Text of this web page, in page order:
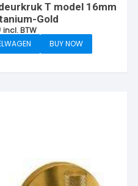
T model 16mm
Gold
incl. BTW
BUY NOW